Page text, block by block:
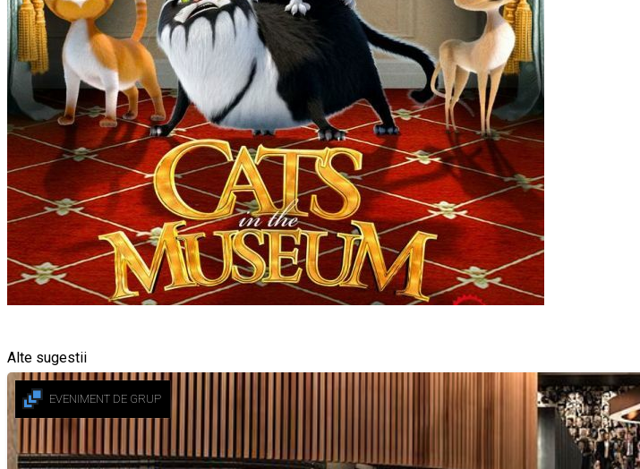
Alte sugestii
EVENIMENT DE GRUP